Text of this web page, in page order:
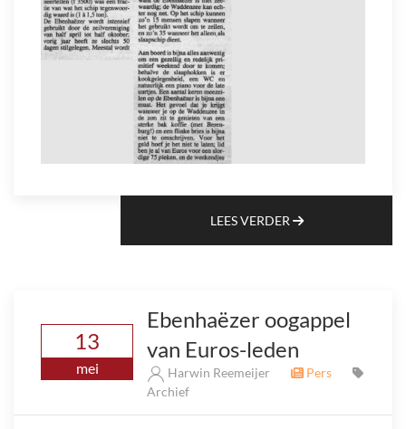
LEES VERDER
13
mei
Ebenhaëzer oogappel
van Euros-leden
Harwin Reemeijer
Pers
Archief